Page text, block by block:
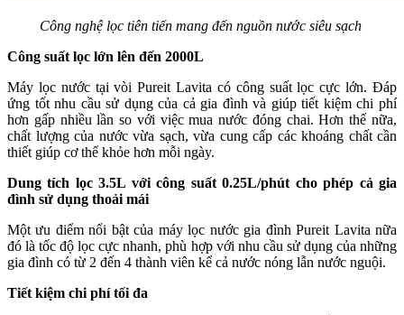
Công nghệ lọc tiên tiến mang đến nguồn nước siêu sạch
Công suất lọc lớn lên đến 2000L
Máy lọc nước tại vòi Pureit Lavita có công suất lọc cực lớn. Đáp
ứng tốt nhu cầu sử dụng của cả gia đình và giúp tiết kiệm chi phí
hơn gấp nhiều lần so với việc mua nước đóng chai. Hơn thế nữa,
chất lượng của nước vừa sạch, vừa cung cấp các khoáng chất cần
thiết giúp cơ thể khỏe hơn mỗi ngày.
Dung tích lọc 3.5L với công suất 0.25L/phút cho phép cả gia
đình sử dụng thoải mái
Một ưu điểm nổi bật của máy lọc nước gia đình Pureit Lavita nữa
đó là tốc độ lọc cực nhanh, phù hợp với nhu cầu sử dụng của những
gia đình có từ 2 đến 4 thành viên kể cả nước nóng lẫn nước nguội.
Tiết kiệm chi phí tối đa